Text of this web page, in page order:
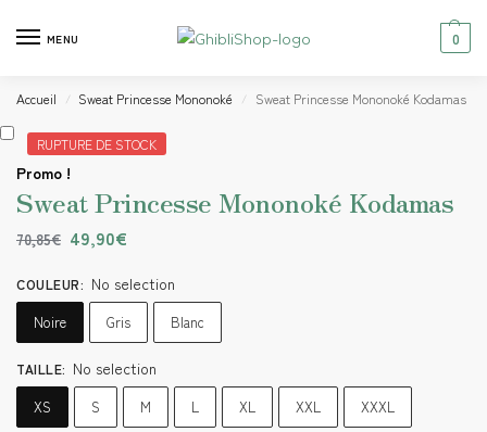
MENU 0
Accueil / Sweat Princesse Mononoké / Sweat Princesse Mononoké Kodamas
RUPTURE DE STOCK
Promo !
Sweat Princesse Mononoké Kodamas
70,85€ 49,90€
COULEUR: No selection
Noire Gris Blanc
TAILLE: No selection
XS S M L XL XXL
XXXL